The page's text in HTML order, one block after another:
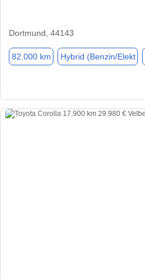
Dortmund, 44143
82.000 km Hybrid (Benzin/Elekt